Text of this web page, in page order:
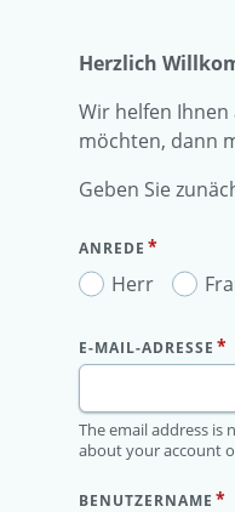
Herzlich
Wir helfen
möchten, dann
Geben Sie
ANREDE
Herr
E-MAIL-ADRESSE
The email address is
about your account
BENUTZERNAME